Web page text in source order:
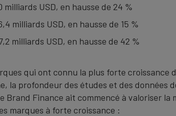
milliards USD, en hausse de 24 %
milliards USD, en hausse de 15 %
milliards USD, en hausse de 42 %
qui ont connu la plus forte
la profondeur des études et des données
Brand Finance ait commencé à valoriser la
marques à forte croissance :